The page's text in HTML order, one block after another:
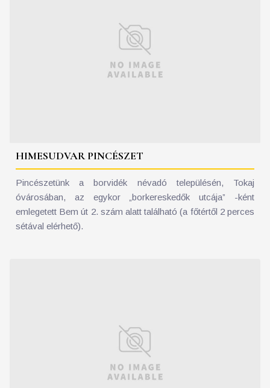
HIMESUDVAR PINCÉSZET
Pincészetünk a borvidék névadó településén, Tokaj
óvárosában, az egykor „borkereskedők utcája” -ként
emlegetett Bem út 2. szám alatt található (a főtértől 2 perces
sétával elérhető).